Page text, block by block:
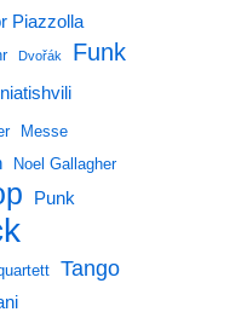
Piazzolla
Dvořák Funk
Messe
Noel Gallagher
Punk
Tango